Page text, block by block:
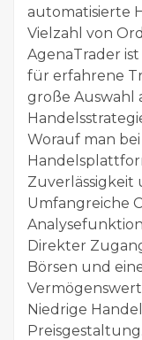
automatisierte
Vielzahl von
AgenaTrader
für erfahrene
große Auswahl
Worauf man
Zuverlässigkeit
Umfangreiche
Direkter
Börsen und
Niedrige
Preisgestaltung.